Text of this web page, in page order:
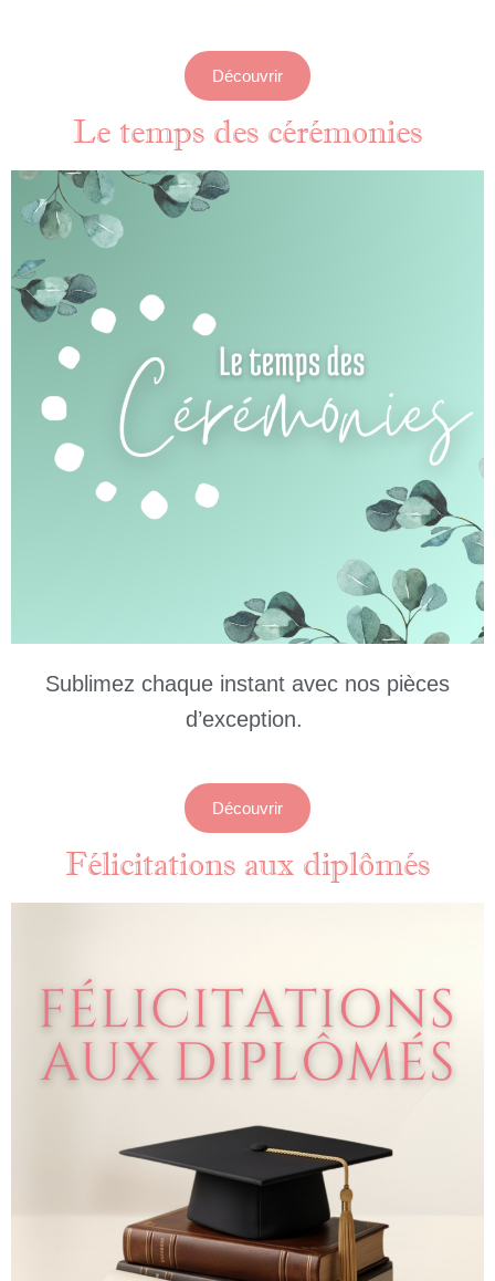
Découvrir
Le temps des cérémonies
Sublimez chaque instant avec nos pièces
d’exception.
Découvrir
Félicitations aux diplômés